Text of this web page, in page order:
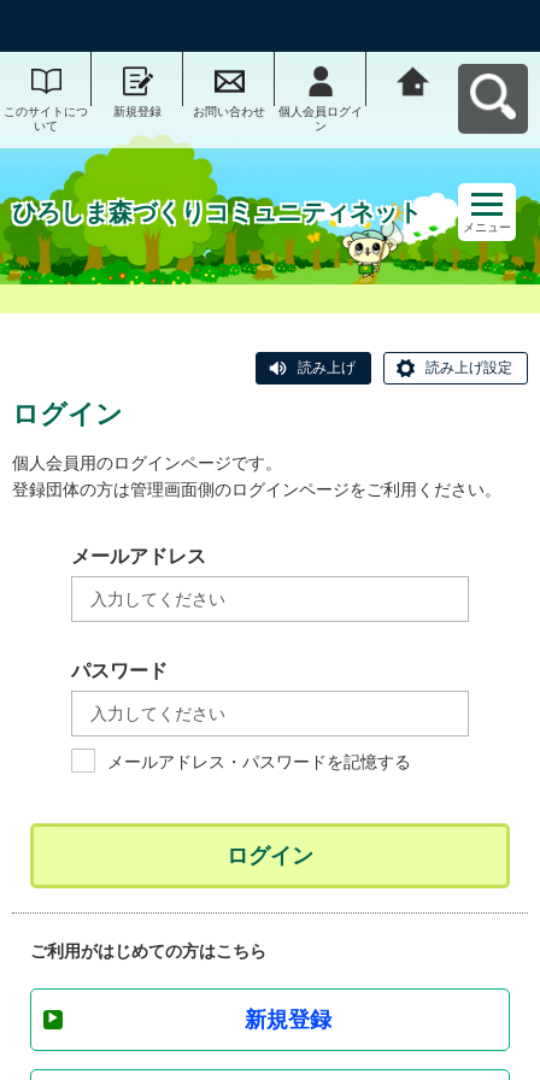
このサイトにつ
いて
新規登録 お問い合わせ
個人会員ログイ
ン
ひろしま森づくりコミュニティネット
メニュー
読み上げ 読み上げ設定
ログイン
個人会員用のログインページです。
登録団体の方は管理画面側のログインページをご利用ください。
メールアドレス
パスワード
メールアドレス・パスワードを記憶する
ログイン
ご利用がはじめての方はこちら
新規登録